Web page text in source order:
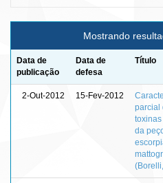
Mostrando
Data de
publicação
Data de
defesa
Título
2-Out-2012 15-Fev-2012
parcial
da